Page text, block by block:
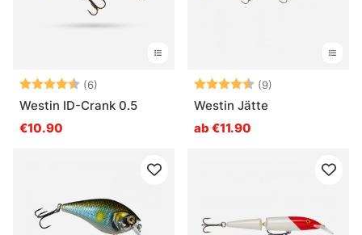
Bewertung:(6)
4.8 von 5 Sternen
Westin ID-Crank 0.5
€10.90
Bewertung:(9)
Westin Jätte
ab €11.90